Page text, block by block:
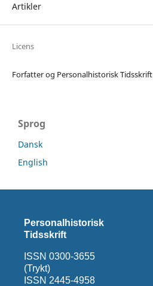
Artikler
Licens
Forfatter og Personalhistorisk Tidsskrift
Sprog
Dansk
English
Personalhistorisk
Tidsskrift
ISSN 0300-3655
(Trykt)
ISSN 2445-4958